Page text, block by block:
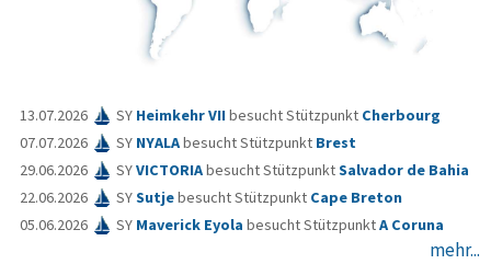
13.07.2026 SY Heimkehr VIIbesucht Stützpunkt Cherbourg
07.07.2026
SY NYALAbesucht Stützpunkt Brest
29.06.2026
SYVICTORIAbesucht StützpunktSalvador de Bahia
22.06.2026
SYSutjebesucht Stützpunkt Cape Breton
05.06.2026
SY Maverick Eyola besucht StützpunktA Coruna
mehr...